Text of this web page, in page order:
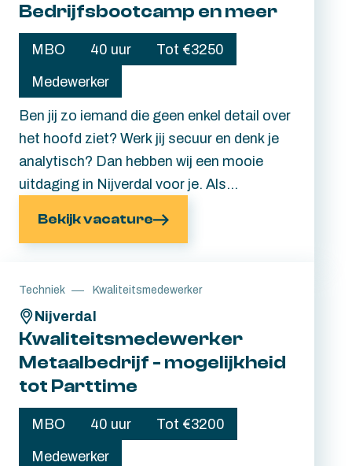
Bedrijfsbootcamp en meer
MBO
40 uur
Tot €3250
Medewerker
Ben jij zo iemand die geen enkel detail over
het hoofd ziet? Werk jij secuur en denk je
analytisch? Dan hebben wij een mooie
uitdaging in Nijverdal voor je. Als
ervoor dat hoogwaardige
worden toegepast in onder andere de
luchtvaart en defensie. Nieuwsgierig of
deze functie bij jou past? Lees snel verder.
Bekijk vacature
Techniek Kwaliteitsmedewerker
Kwaliteitsmedewerker
Metaalbedrijf - mogelijkheid
tot Parttime
MBO
40 uur
Tot €3200
Medewerker
Nijverdal